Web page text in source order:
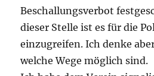
Beschallungsverbot
dieser Stelle ist es für die
einzugreifen. Ich denke
welche Wege möglich sind.